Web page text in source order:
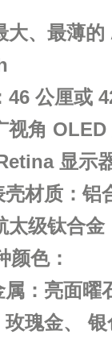
大、最薄
46 公厘或
视角 OLED
显示
材质：铝
太级钛合金
颜色：
属：亮面曜
玫瑰金、 银